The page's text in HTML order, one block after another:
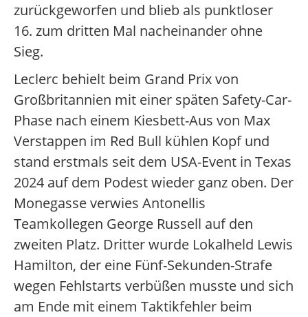
zurückgeworfen und blieb als punktloser
16. zum dritten Mal nacheinander ohne
Sieg.
Leclerc behielt beim Grand Prix von
Großbritannien mit einer späten Safety-Car-
Phase nach einem Kiesbett-Aus von Max
Verstappen im Red Bull kühlen Kopf und
stand erstmals seit dem USA-Event in Texas
2024 auf dem Podest wieder ganz oben. Der
Monegasse verwies Antonellis
Teamkollegen George Russell auf den
zweiten Platz. Dritter wurde Lokalheld Lewis
Hamilton, der eine Fünf-Sekunden-Strafe
wegen Fehlstarts verbüßen musste und sich
am Ende mit einem Taktikfehler beim